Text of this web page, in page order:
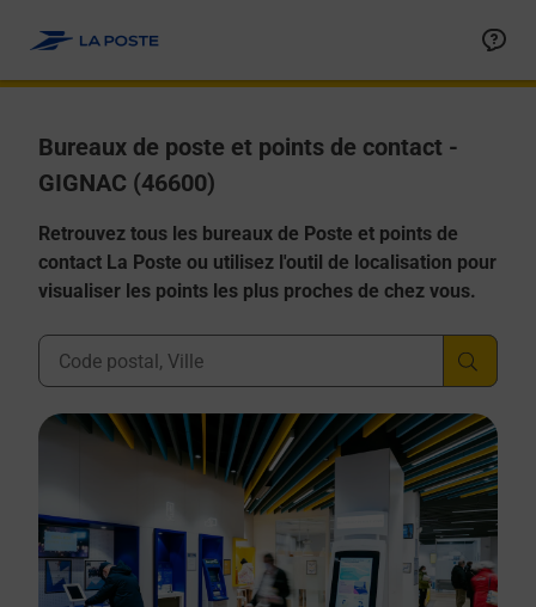
Bureaux de poste et points de contact -
GIGNAC (46600)
Retrouvez tous les bureaux de Poste et points de
contact La Poste ou utilisez l'outil de localisation pour
visualiser les points les plus proches de chez vous.
Ville, Département, Code Postal